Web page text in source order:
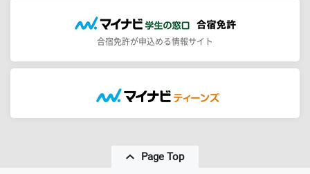
合宿免許が申込める情報サイト
Page Top